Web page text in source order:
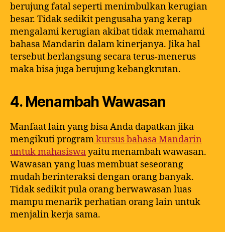
berujung fatal seperti menimbulkan kerugian
besar. Tidak sedikit pengusaha yang kerap
mengalami kerugian akibat tidak memahami
bahasa Mandarin dalam kinerjanya. Jika hal
tersebut berlangsung secara terus-menerus
maka bisa juga berujung kebangkrutan.
4. Menambah Wawasan
Manfaat lain yang bisa Anda dapatkan jika
mengikuti programkursus bahasa Mandarin
untuk mahasiswayaitu menambah wawasan.
Wawasan yang luas membuat seseorang
mudah berinteraksi dengan orang banyak.
Tidak sedikit pula orang berwawasan luas
mampu menarik perhatian orang lain untuk
menjalin kerja sama.